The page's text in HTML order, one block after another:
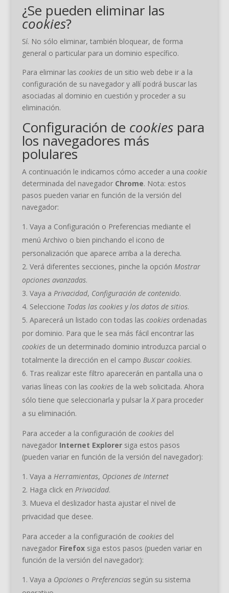
¿Se pueden eliminar las
cookies?
Sí. No sólo eliminar, también bloquear, de forma
general o particular para un dominio específico.
Para eliminar las cookiesde un sitio web debe ir a la
configuración de su navegador y allí podrá buscar las
asociadas al dominio en cuestión y proceder a su
eliminación.
Configuración de cookiespara
los navegadores más
polulares
A continuación le indicamos cómo acceder a una cookie
determinada del navegador Chrome. Nota: estos
pasos pueden variar en función de la versión del
navegador:
Vaya a Configuración o Preferencias mediante el
menú Archivo o bien pinchando el icono de
personalización que aparece arriba a la derecha.
Verá diferentes secciones, pinche la opción Mostrar
opciones avanzadas.
Vaya a Privacidad, Configuración de contenido.
Seleccione Todas las cookiesy los datos de sitios.
Aparecerá un listado con todas las cookiesordenadas
por dominio. Para que le sea más fácil encontrar las
cookiesde un determinado dominio introduzca parcial o
totalmente la dirección en el campo Buscar cookies.
Tras realizar este filtro aparecerán en pantalla una o
varias líneas con las cookiesde la web solicitada. Ahora
sólo tiene que seleccionarla y pulsar laXpara proceder
a su eliminación.
Para acceder a la configuración de cookiesdel
navegador Internet Explorersiga estos pasos
(pueden variar en función de la versión del navegador):
Vaya a Herramientas, Opciones de Internet
Haga click en Privacidad.
Mueva el deslizador hasta ajustar el nivel de
privacidad que desee.
Para acceder a la configuración de cookiesdel
navegador Firefoxsiga estos pasos (pueden variar en
función de la versión del navegador):
Vaya a Opcioneso Preferenciassegún su sistema